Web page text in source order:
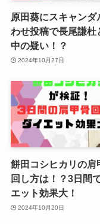
原田葵にスキャンダ
わせ投稿で長尾謙杜
中の疑い！？
2024年10月27日
餅田コシヒカリの肩
回し方は！？3日間
エット効果大！
2024年10月20日